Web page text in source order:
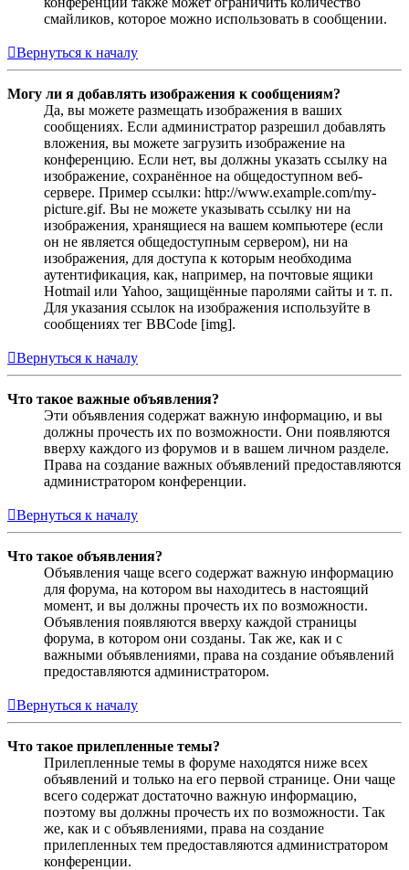
смайликов, которое можно использовать в сообщении.
Вернуться к началу
Могу ли я добавлять изображения к сообщениям?
Да, вы можете размещать изображения в ваших
сообщениях. Если администратор разрешил добавлять
вложения, вы можете загрузить изображение на
конференцию. Если нет, вы должны указать ссылку на
изображение, сохранённое на общедоступном веб-
сервере. Пример ссылки: http://www.example.com/my-
picture.gif. Вы не можете указывать ссылку ни на
изображения, хранящиеся на вашем компьютере (если
он не является общедоступным сервером), ни на
изображения, для доступа к которым необходима
аутентификация, как, например, на почтовые ящики
Hotmail или Yahoo, защищённые паролями сайты и т. п.
Для указания ссылок на изображения используйте в
сообщениях тег BBCode [img].
Вернуться к началу
Что такое важные объявления?
Эти объявления содержат важную информацию, и вы
должны прочесть их по возможности. Они появляются
вверху каждого из форумов и в вашем личном разделе.
Права на создание важных объявлений предоставляются
администратором конференции.
Вернуться к началу
Что такое объявления?
Объявления чаще всего содержат важную информацию
для форума, на котором вы находитесь в настоящий
момент, и вы должны прочесть их по возможности.
Объявления появляются вверху каждой страницы
форума, в котором они созданы. Так же, как и с
важными объявлениями, права на создание объявлений
предоставляются администратором.
Вернуться к началу
Что такое прилепленные темы?
Прилепленные темы в форуме находятся ниже всех
объявлений и только на его первой странице. Они чаще
всего содержат достаточно важную информацию,
поэтому вы должны прочесть их по возможности. Так
же, как и с объявлениями, права на создание
прилепленных тем предоставляются администратором
конференции.